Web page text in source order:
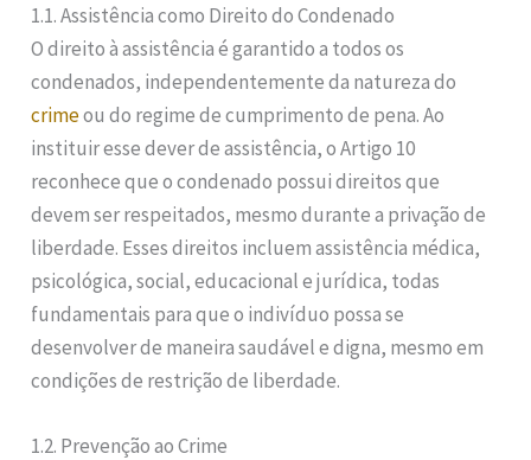
1.1. Assistência como Direito do Condenado
O direito à assistência é garantido a todos os
condenados, independentemente da natureza do
crimeou do regime de cumprimento de pena. Ao
instituir esse dever de assistência, o Artigo 10
reconhece que o condenado possui direitos que
devem ser respeitados, mesmo durante a privação de
liberdade. Esses direitos incluem assistência médica,
psicológica, social, educacional e jurídica, todas
fundamentais para que o indivíduo possa se
desenvolver de maneira saudável e digna, mesmo em
condições de restrição de liberdade.
1.2. Prevenção ao Crime